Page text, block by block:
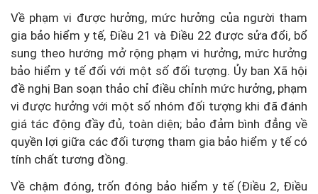
Về phạm vi được hưởng, mức hưởng của người tham
gia bảo hiểm y tế, Điều 21 và Điều 22 được sửa đổi, bổ
sung theo hướng mở rộng phạm vi hưởng, mức hưởng
bảo hiểm y tế đối với một số đối tượng. Ủy ban Xã hội
đề nghị Ban soạn thảo chỉ điều chỉnh mức hưởng, phạm
vi được hưởng với một số nhóm đối tượng khi đã đánh
giá tác động đầy đủ, toàn diện; bảo đảm bình đẳng về
quyền lợi giữa các đối tượng tham gia bảo hiểm y tế có
tính chất tương đồng.
Về chậm đóng, trốn đóng bảo hiểm y tế (Điều 2, Điều